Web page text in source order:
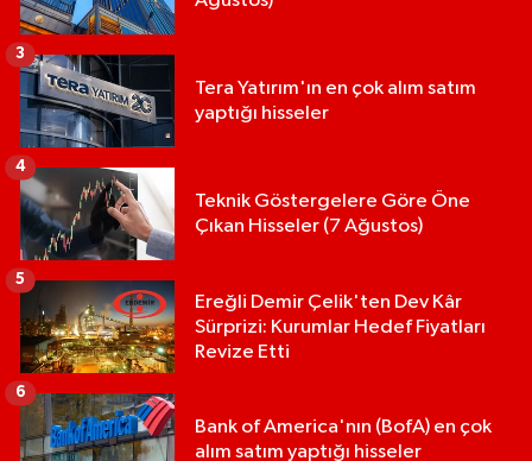
Tera Yatırım'ın en çok alım satım
yaptığı hisseler
3
Teknik Göstergelere Göre Öne
Çıkan Hisseler (7 Ağustos)
4
Ereğli Demir Çelik'ten Dev Kâr
Sürprizi: Kurumlar Hedef Fiyatları
Revize Etti
5
Bank of America'nın (BofA) en çok
alım satım yaptığı hisseler
6